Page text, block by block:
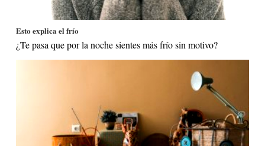
Esto explica el frío
¿Te pasa que por la noche sientes más frío sin motivo?